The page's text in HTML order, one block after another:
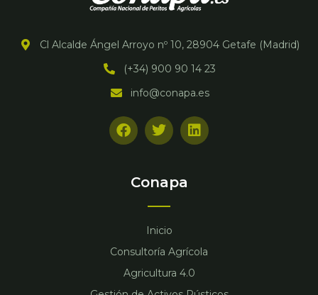
Cl Alcalde Ángel Arroyo nº 10, 28904 Getafe (Madrid)
(+34) 900 90 14 23
info@conapa.es
F
a
b
T
w
t
r
L
i
Conapa
Inicio
Consultoría Agrícola
Agricultura 4.0